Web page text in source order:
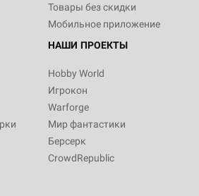
Товары без скидки
Мобильное приложение
НАШИ ПРОЕКТЫ
Hobby World
Игрокон
Warforge
Мир фантастики
Берсерк
CrowdRepublic